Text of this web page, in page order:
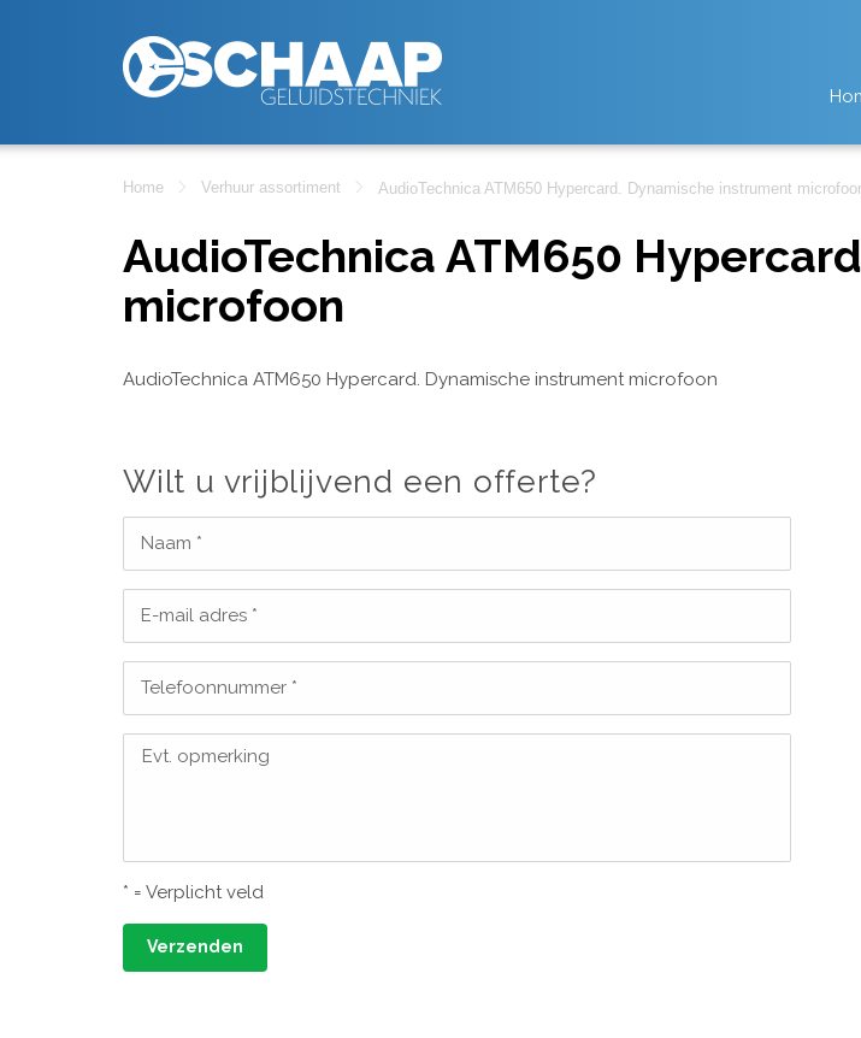
Home Verhuur assortiment AudioTechnica ATM650 Hypercard. Dynamische instrument
AudioTechnica ATM650
microfoon
AudioTechnica ATM650 Hypercard. Dynamische instrument microfoon
Wilt u vrijblijvend een offerte?
Naam *
E-mail adres *
Telefoonnummer *
Evt. opmerking
* = Verplicht veld
Verzenden